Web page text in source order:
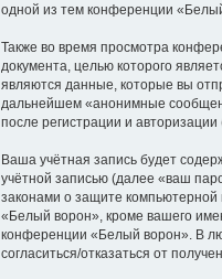
одной из тем конференции
Также во время просмотра
документа, целью которого
являются данные, которые вы
дальнейшем «анонимные
после регистрации и
Ваша учётная запись будет
учётной записью (далее «ваш
законами о защите
«Белый ворон», кроме вашего
конференции «Белый ворон». В
согласиться/отказаться от